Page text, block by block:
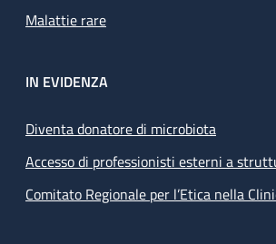
Malattie rare
IN EVIDENZA
Diventa donatore di microbiota
Accesso di professionisti esterni a
Comitato Regionale per l’Etica nella